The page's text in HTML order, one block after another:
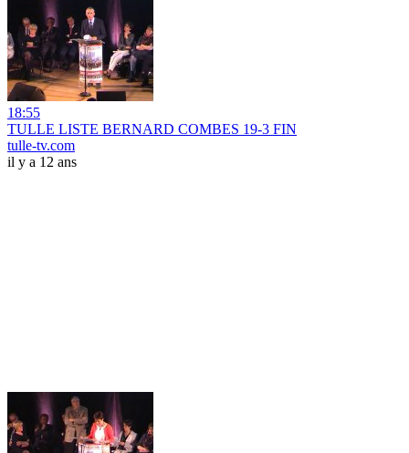
18:55
TULLE LISTE BERNARD COMBES 19-3 FIN
tulle-tv.com
il y a 12 ans